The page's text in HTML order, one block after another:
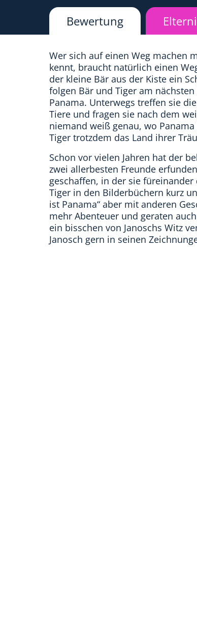
Bewertung
Wer sich auf einen Weg machen
kennt, braucht natürlich einen
der kleine Bär aus der Kiste ein
folgen Bär und Tiger am
Panama. Unterwegs treffen sie
Tiere und fragen sie nach dem
niemand weiß genau, wo
Tiger trotzdem das Land ihrer
Schon vor vielen Jahren hat der
zwei allerbesten Freunde
geschaffen, in der sie
Tiger in den Bilderbüchern kurz
ist Panama“ aber mit anderen
mehr Abenteuer und geraten
ein bisschen von Janoschs Witz
Janosch gern in seinen